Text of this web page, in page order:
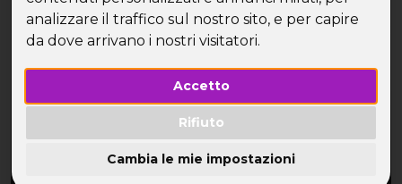
analizzare il traffico sul nostro sito, e per capire
da dove arrivano i nostri visitatori.
Accetto
Rifiuto
Cambia le mie impostazioni
Marsa Alam
27 Set